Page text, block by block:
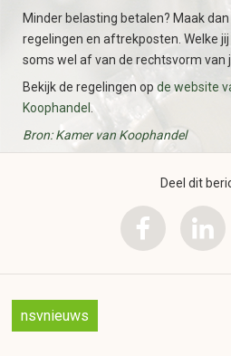
Minder belasting betalen? Maak
regelingen en aftrekposten. Welke
soms wel af van de rechtsvorm van
Bekijk de regelingen op de website
Koophandel .
Bron: Kamer van Koophandel
Deel dit
nsvnieuws